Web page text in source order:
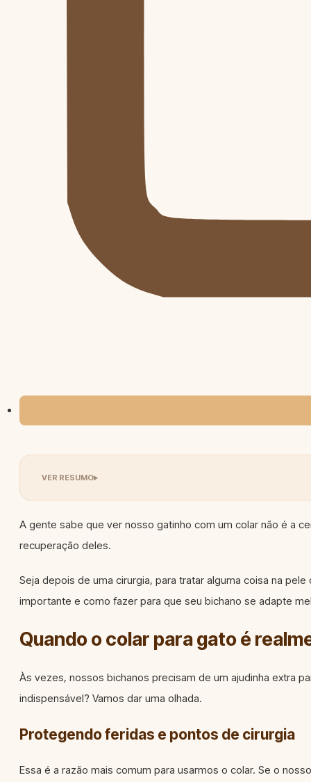
A gente sabe que ver nosso gatinho com um colar não é a
recuperação deles.
Seja depois de uma cirurgia, para tratar alguma coisa na
importante e como fazer para que seu bichano se adapte
Quando o colar para gato é
Às vezes, nossos bichanos precisam de um ajudinha extra
indispensável? Vamos dar uma olhada.
Protegendo feridas e pontos de cirurgia
Essa é a razão mais comum para usarmos o colar. Se o